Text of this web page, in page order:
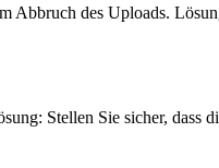
des Uploads.
Stellen Sie sicher,